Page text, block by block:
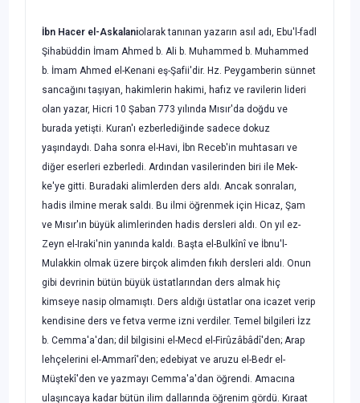
İbn Hacer el-Askalaniolarak tanınan yazarın asıl adı, Ebu'l-fadl
Şihabüddin İmam Ahmed b. Ali b. Muhammed b. Muhammed
b. İmam Ahmed el-Kenani eş-Şafii'dir. Hz. Peygamberin sünnet
sancağını taşıyan, hakimlerin hakimi, hafız ve ravilerin lideri
olan yazar, Hicri 10 Şaban 773 yılında Mısır'da doğdu ve
burada yetişti. Kuran'ı ezberlediğinde sadece dokuz
yaşındaydı. Daha sonra el-Havi, İbn Receb'in muhtasarı ve
diğer eserleri ezberledi. Ardından vasilerinden biri ile Mek­
ke'ye gitti. Buradaki alimlerden ders aldı. Ancak sonraları,
hadis ilmine merak saldı. Bu ilmi öğrenmek için Hicaz, Şam
ve Mısır'ın büyük alimlerinden hadis dersleri aldı. On yıl ez-
Zeyn el-Iraki'nin yanında kaldı. Başta el-Bulkînî ve İbnu'l-
Mulakkin olmak üzere birçok alimden fıkıh dersleri aldı. Onun
gibi devrinin bütün büyük üstatların­dan ders almak hiç
kimseye nasip olmamıştı. Ders aldığı üstatlar ona icazet verip
kendisine ders ve fetva verme izni verdiler. Temel bilgileri İzz
b. Cemma'a'dan; dil bilgisini el-Mecd el-Firûzâbâdî'den; Arap
lehçelerini el-Ammarî'den; edebiyat ve aruzu el-Bedr el-
Müştekî'den ve yazmayı Cemma'a'dan öğrendi. Amacına
ulaşınca­ya kadar bütün ilim dallarında öğrenim gördü. Kıraat